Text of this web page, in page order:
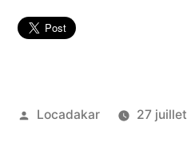
Publié
Locadakar 27